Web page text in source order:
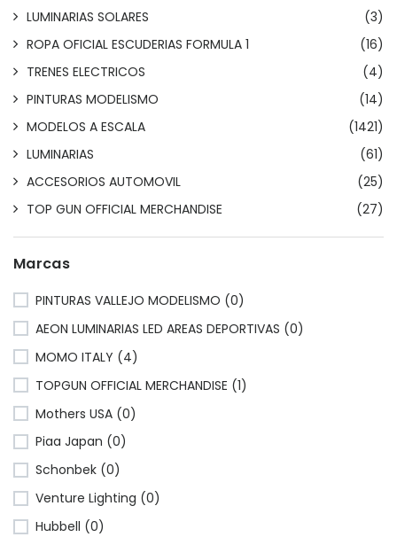
LUMINARIAS SOLARES
(3)
ROPA OFICIAL ESCUDERIAS FORMULA 1
(16)
TRENES ELECTRICOS
(4)
PINTURAS MODELISMO
(14)
MODELOS A ESCALA
(1421)
LUMINARIAS
(61)
ACCESORIOS AUTOMOVIL
(25)
TOP GUN OFFICIAL MERCHANDISE
(27)
Marcas
PINTURAS VALLEJO MODELISMO (0)
AEON LUMINARIAS LED AREAS DEPORTIVAS (0)
MOMO ITALY (4)
TOPGUN OFFICIAL MERCHANDISE (1)
Mothers USA (0)
Piaa Japan (0)
Schonbek (0)
Venture Lighting (0)
Hubbell (0)